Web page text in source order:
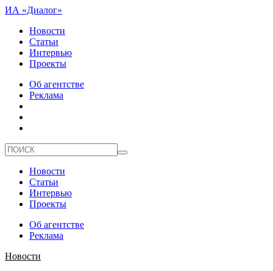
ИА «Диалог»
Новости
Статьи
Интервью
Проекты
Об агентстве
Реклама
Новости
Статьи
Интервью
Проекты
Об агентстве
Реклама
Новости